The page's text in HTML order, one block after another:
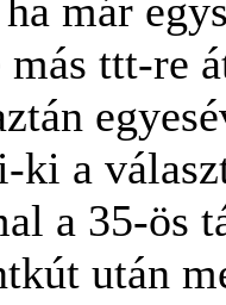
már
ttt-re
ki a
a 35-ös
után